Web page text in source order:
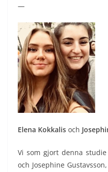
—
Elena Kokkalis och
Vi som gjort denna
och Josephine